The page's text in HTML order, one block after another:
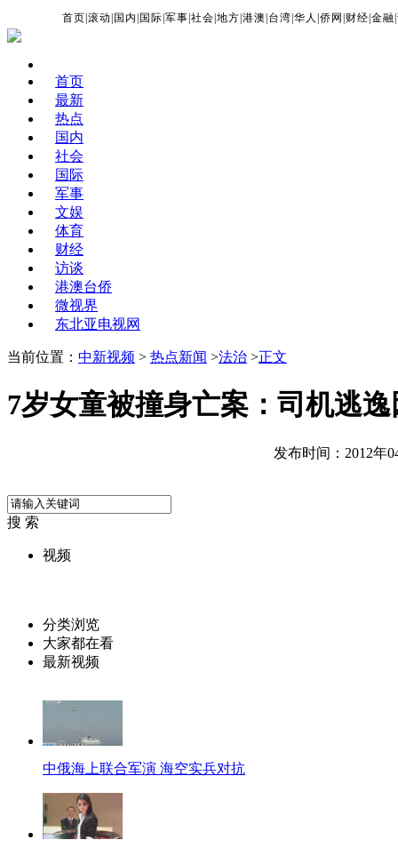
首页 |滚动 国内 国际 |军事 |社会 |地方 |港澳 台湾 |华人 |侨网 财经 |金融 |
首页
最新
热点
国内
社会
国际
军事
文娱
体育
财经
访谈
港澳台侨
微视界
东北亚电视网
当前位置： 中新视频 > 热点新闻 >法治 >正文
7岁女童被撞身亡案：司机逃
发布时间：2012年
搜 索
视频
分类浏览
大家都在看
最新视频
中俄海上联合军演 海空实兵对抗